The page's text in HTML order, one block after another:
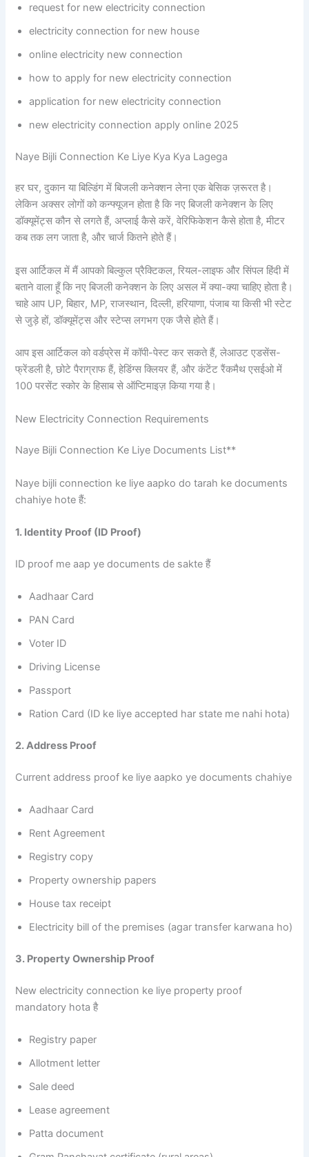
request for new electricity connection
electricity connection for new house
online electricity new connection
how to apply for new electricity connection
application for new electricity connection
new electricity connection apply online 2025
Naye Bijli Connection Ke Liye Kya Kya Lagega
हर घर, दुकान या बिल्डिंग में बिजली कनेक्शन लेना एक बेसिक ज़रूरत है।
लेकिन अक्सर लोगों को कन्फ्यूजन होता है कि नए बिजली कनेक्शन के लिए
डॉक्यूमेंट्स कौन से लगते हैं, अप्लाई कैसे करें, वेरिफिकेशन कैसे होता है, मीटर
कब तक लग जाता है, और चार्ज कितने होते हैं।
इस आर्टिकल में मैं आपको बिल्कुल प्रैक्टिकल, रियल-लाइफ और सिंपल हिंदी में
बताने वाला हूँ कि नए बिजली कनेक्शन के लिए असल में क्या-क्या चाहिए होता है।
चाहे आप UP, बिहार, MP, राजस्थान, दिल्ली, हरियाणा, पंजाब या किसी भी स्टेट
से जुड़े हों, डॉक्यूमेंट्स और स्टेप्स लगभग एक जैसे होते हैं।
आप इस आर्टिकल को वर्डप्रेस में कॉपी-पेस्ट कर सकते हैं, लेआउट एडसेंस-
फ्रेंडली है, छोटे पैराग्राफ हैं, हेडिंग्स क्लियर हैं, और कंटेंट रैंकमैथ एसईओ में
100 परसेंट स्कोर के हिसाब से ऑप्टिमाइज़ किया गया है।
New Electricity Connection Requirements
Naye Bijli Connection Ke Liye Documents List**
Naye bijli connection ke liye aapko do tarah ke documents
chahiye hote हैं:
1. Identity Proof (ID Proof)
ID proof me aap ye documents de sakte हैं
Aadhaar Card
PAN Card
Voter ID
Driving License
Passport
Ration Card (ID ke liye accepted har state me nahi hota)
2. Address Proof
Current address proof ke liye aapko ye documents chahiye
Aadhaar Card
Rent Agreement
Registry copy
Property ownership papers
House tax receipt
Electricity bill of the premises (agar transfer karwana ho)
3. Property Ownership Proof
New electricity connection ke liye property proof
mandatory hota है
Registry paper
Allotment letter
Sale deed
Lease agreement
Patta document